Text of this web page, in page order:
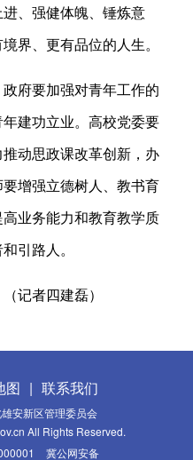
、强健体魄、锤炼意
界、更有品位的人生。
府要加强对青年工作的
建功立业。高校党委要
动思政课改革创新，办
增强立德树人、教书育
业务能力和教育教学质
引路人。
记者四建磊）
图 | 联系我们
安新区管理委员会
All Rights Reserved.
冀公网安备